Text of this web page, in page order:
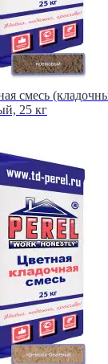
смесь
25 кг